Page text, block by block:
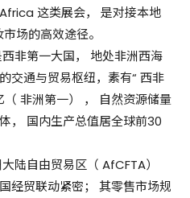
这类展会， 是对接本地
场的高效途径。
非第一大国， 地处非洲西海
交通与贸易枢纽，素有“ 西非
（ 非洲第一） ， 自然资源储量
， 国内生产总值居全球前30
陆自由贸易区（ AfCFTA）
经贸联动紧密； 其零售市场规